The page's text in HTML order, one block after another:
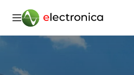
Navigation öffnen